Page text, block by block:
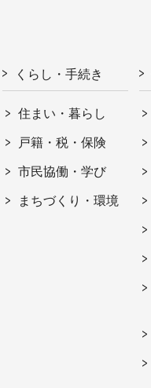
くらし・手続き
住まい・暮らし
戸籍・税・保険
市民協働・学び
まちづくり・環境